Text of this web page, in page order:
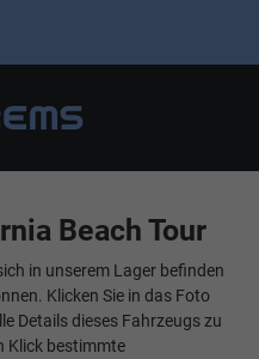
Beach Tour
in unserem Lager befinden
Klicken Sie in das Foto
Details dieses Fahrzeugs zu
Klick bestimmte